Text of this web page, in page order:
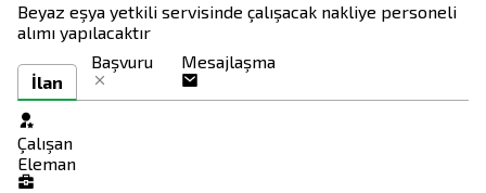
Beyaz eşya yetkili servisinde çalışacak nakliye personeli
alımı yapılacaktır
İlan
Başvuru Mesajlaşma
Çalışan
Eleman